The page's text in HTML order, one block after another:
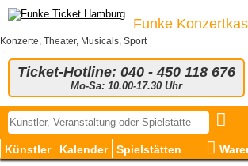
Funke
Konzerte, Theater, Musicals, Sport
Ticket-Hotline: 040 - 450 118 676
Mo-Sa: 10.00-17.30 Uhr
Künstler Kalender Spielstätten